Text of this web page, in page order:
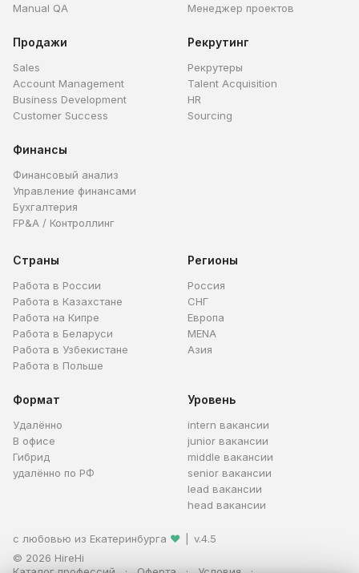
Manual QA
Менеджер проектов
Продажи
Sales
Account Management
Business Development
Customer Success
Рекрутинг
Рекрутеры
Talent Acquisition
HR
Sourcing
Финансы
Финансовый анализ
Управление финансами
Бухгалтерия
FP&A / Контроллинг
Страны
Работа в России
Работа в Казахстане
Работа на Кипре
Работа в Беларуси
Работа в Узбекистане
Работа в Польше
Регионы
Россия
СНГ
Европа
MENA
Азия
Формат
Удалённо
В офисе
Гибрид
удалённо по РФ
Уровень
intern вакансии
junior вакансии
middle вакансии
senior вакансии
lead вакансии
head вакансии
с любовью из Екатеринбурга ❤
v.4.5
© 2026 HireHi